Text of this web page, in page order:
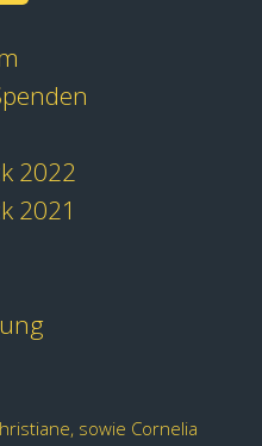
2022
2021
sowie Cornelia